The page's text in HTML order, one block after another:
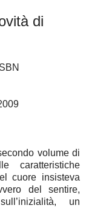
di
volume di
caratteristiche
cuore insisteva
del sentire,
un